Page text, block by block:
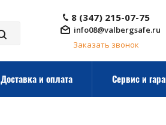
8 (347) 215-07-75
info08@valbergsafe.ru
Заказать звонок
Доставка и оплата Сервис и